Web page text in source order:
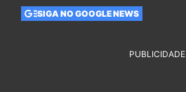
SIGA NO GOOGLE NEWS
PUBLICIDADE